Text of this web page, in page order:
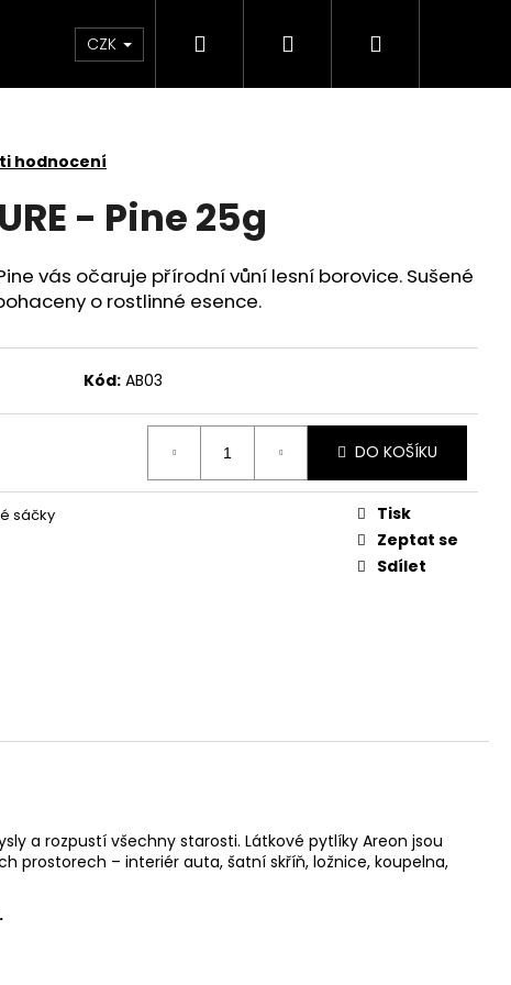
světlem Zdraví Výprodej skladových
CZK Hledat PřihlášeníNákupní
hodnocení
- Pine 25g
vás očaruje přírodní vůní lesní borovice. Sušené
o rostlinné esence.
Kód: AB03
DO KOŠÍKU
sáčky
Tisk
Zeptat se
Sdílet
a rozpustí všechny starosti. Látkové pytlíky Areon jsou
prostorech – interiér auta, šatní skříň, ložnice, koupelna,
SADA 3 KUSY